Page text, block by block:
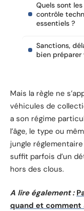
Quels sont
contrôle
essentiels ?
Sanctions,
bien
Mais la règle ne
véhicules de
a son régime
l’âge, le type ou
jungle
suffit parfois d’un
hors des clous.
A lire également :
quand et comment